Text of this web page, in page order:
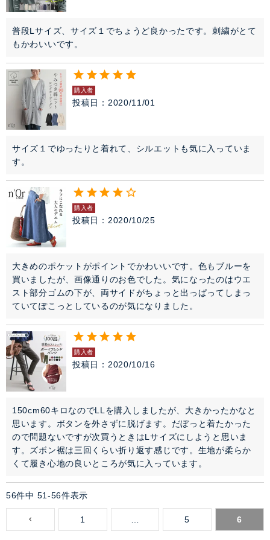
普段Lサイズ、サイズ１でちょうど良かったです。刺繍がとて
もかわいいです。
購入者
投稿日 2020/11/01
サイズ１でゆったりと着れて、シルエットも気に入っていま
す。
購入者
投稿日 2020/10/25
大きめのポケットがポイントでかわいいです。色もブルーを
買いましたが、画像通りのお色でした。気になったのはウエ
スト部分ゴムの下が、両サイドがちょっと出っぱってしまっ
ていてぽこっとしているのが気になりました。
購入者
投稿日 2020/10/16
150cm60キロなのでLLを購入しましたが、大きかったかなと
思います。ボタンを外さずに脱げます。だぼっと着たかった
ので問題ないですが次買うときはLサイズにしようと思いま
す。ズボン裾は三回くらい折り返す感じです。生地が柔らか
くて履き心地の良いところが気に入っています。
56件中 51 -56件表示
1 5 6